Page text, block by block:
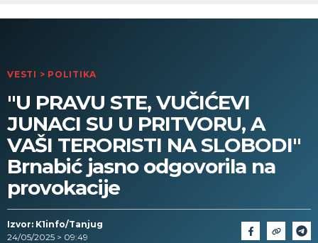
VESTI > POLITIKA
"U PRAVU STE, VUČIĆEVI
JUNACI SU U PRITVORU, A
VAŠI TERORISTI NA SLOBODI"
Brnabić jasno odgovorila na
provokacije
Izvor: K1info/Tanjug
24/05/2025 > 09:49